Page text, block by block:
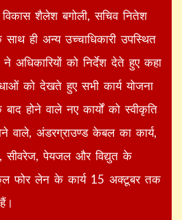
शैलेश बगोली, सचिव नितेश
ही अन्य उच्चाधिकारी उपस्थित
अधिकारियों को निर्देश देते हुए कहा
को देखते हुए सभी कार्य योजना
होने वाले नए कार्यों को स्वीकृति
वाले, अंडरग्राउण्ड केबल का कार्य,
सीवरेज, पेयजल और विद्युत के
फोर लेन के कार्य 15 अक्टूबर तक